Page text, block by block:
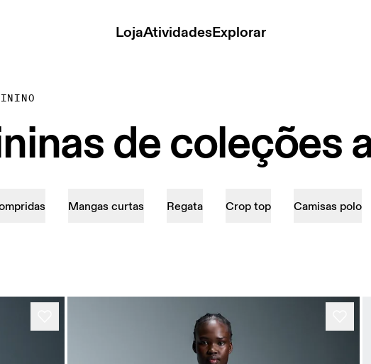
LojaAtividadesExplorar
de coleções
Mangas curtas Regata Crop top Camisas polo